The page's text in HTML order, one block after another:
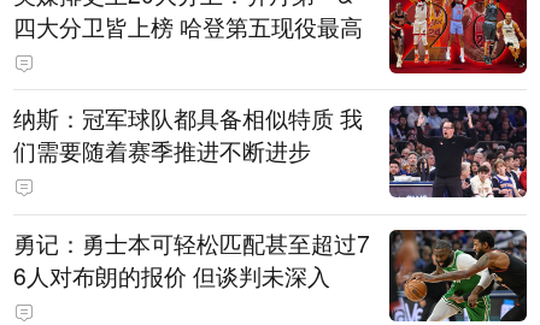
四大分卫皆上榜 哈登第五现役最高
纳斯：冠军球队都具备相似特质 我
们需要随着赛季推进不断进步
勇记：勇士本可轻松匹配甚至超过7
6人对布朗的报价 但谈判未深入